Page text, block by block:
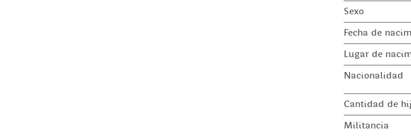
Sexo
Fecha de
Lugar de
Nacionalidad
Cantidad de
Militancia